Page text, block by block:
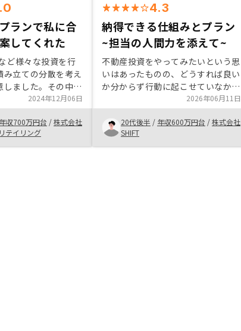
ランで私に合
してくれた
ど様々な投資を行
み立ての分散を考え
しました。その中で
出来ることに対して
じ始めました。 他
もサービスや物件の
頼をおける会社で
た。
2024年12月06日
年収700万円台 /株式会社
テイリング
4.3
納得できる仕組みとプラン
~担当の人間力を添えて~
不動産投資をやってみたいという思
いはあったものの、どうすれば良い
か分からず行動に起こせていなかっ
た時、知人から紹介されたのがきっ
かけ。 管理プランの内容や不動産
投資のリスクなど不安を感じやすい
部分は、こちらが理解できるまで相
談に乗ってくれた。管理プランの内
2026年06月11日
20代後半 / 年収600万円台 /株式会社
SHIFT